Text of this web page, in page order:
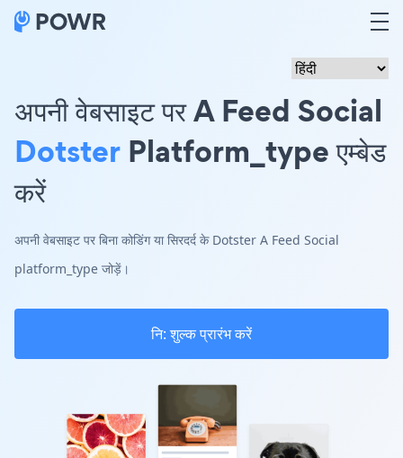
अपनी वेबसाइट पर A Feed Social
Dotster Platform_type एम्बेड
करें
अपनी वेबसाइट पर बिना कोडिंग या सिरदर्द के Dotster A Feed Social
platform_type जोड़ें।
नि: शुल्क प्रारंभ करें